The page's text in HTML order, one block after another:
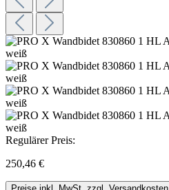
Regulärer Preis:
250,46 €